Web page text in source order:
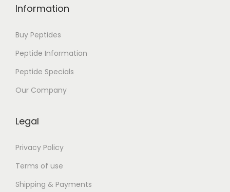
Information
Buy Peptides
Peptide Information
Peptide Specials
Our Company
Legal
Privacy Policy
Terms of use
Shipping & Payments